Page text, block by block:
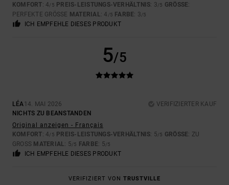
KOMFORT: 4/5 PREIS-LEISTUNGS-VERHÄLTNIS: 3/5 GRÖSSE :
PERFEKTE GRÖSSE MATERIAL: 4 /5 FARBE: 3/5
ICH EMPFEHLE DIESES PRODUKT
5/5
LÉA14. MAI 2026
VERIFIZIERTER KAUF
NICHTS ZU BEANSTANDEN
Original anzeigen - Français
KOMFORT: 4/5 PREIS-LEISTUNGS-VERHÄLTNIS: 5/5 GRÖSSE : ZU
GROSS MATERIAL: 5/5 FARBE: 5/5
ICH EMPFEHLE DIESES PRODUKT
VERIFIZIERT VON TRUSTVILLE